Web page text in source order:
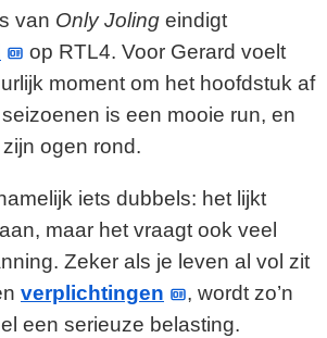
V
i
d
o
van Only Joling eindigt
op RTL4. Voor Gerard voelt
moment om het hoofdstuk af
is een mooie run, en
ogen rond.
iets dubbels: het lijkt
maar het vraagt ook veel
Zeker als je leven al vol zit
verplichtingen
, wordt zo’n
een serieuze belasting.